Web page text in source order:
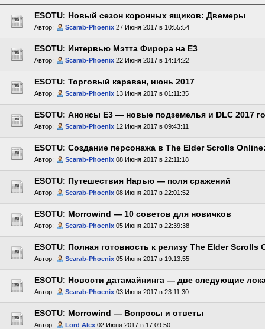
ESOTU: Новый сезон коронных ящиков: Двемеры
Автор: Scarab-Phoenix 27 Июня 2017 в 10:55:54
ESOTU: Интервью Мэтта Фирора на E3
Автор: Scarab-Phoenix 22 Июня 2017 в 14:14:22
ESOTU: Торговый караван, июнь 2017
Автор: Scarab-Phoenix 13 Июня 2017 в 01:11:35
ESOTU: Анонсы E3 — новые подземелья и DLC 2017
Автор: Scarab-Phoenix 12 Июня 2017 в 09:43:11
ESOTU: Создание персонажа в The Elder Scrolls
Автор: Scarab-Phoenix 08 Июня 2017 в 22:11:18
ESOTU: Путешествия Нарью — поля сражений
Автор: Scarab-Phoenix 08 Июня 2017 в 22:01:52
ESOTU: Morrowind — 10 советов для новичков
Автор: Scarab-Phoenix 05 Июня 2017 в 22:39:38
ESOTU: Полная готовность к релизу The Elder Scrolls
Автор: Scarab-Phoenix 05 Июня 2017 в 19:13:55
ESOTU: Новости датамайнинга — две следующие
Автор: Scarab-Phoenix 03 Июня 2017 в 23:11:30
ESOTU: Morrowind — Вопросы и ответы
Автор: Lord Alex 02 Июня 2017 в 17:09:50